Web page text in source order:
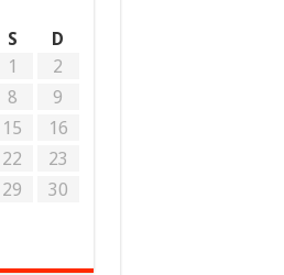
S
D
1
2
8
9
15
16
22
23
29
30